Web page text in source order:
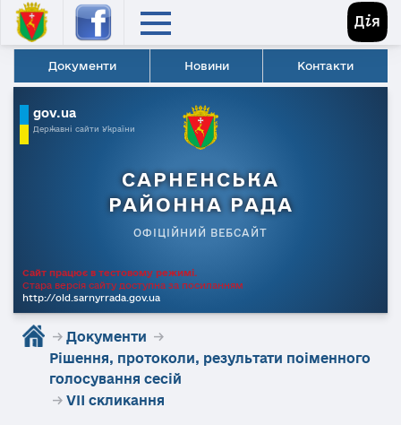
Документи Новини Контакти
gov.ua
Державні сайти України
САРНЕНСЬКА
РАЙОННА РАДА
ОФІЦІЙНИЙ ВЕБСАЙТ
Сайт працює в тестовому режимі.
Стара версія сайту доступна за посиланням
http://old.sarnyrrada.gov.ua
→ Документи →
Рішення, протоколи, результати поіменного
голосування сесій
→ VII скликання